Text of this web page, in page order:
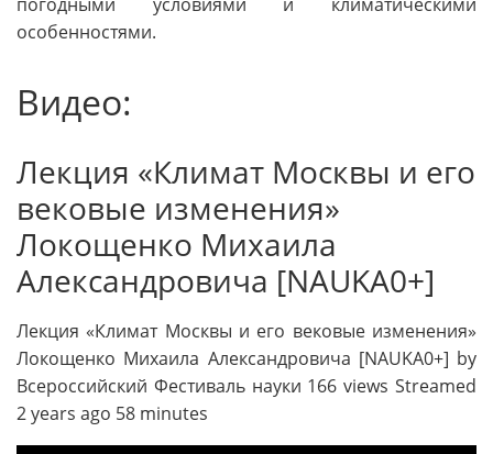
особенностями.
Видео:
Лекция «Климат Москвы и его
вековые изменения»
Локощенко Михаила
Александровича [NAUKA0+]
Лекция «Климат Москвы и его вековые изменения»
Локощенко Михаила Александровича [NAUKA0+] by
Всероссийский Фестиваль науки 166 views Streamed
2 years ago 58 minutes